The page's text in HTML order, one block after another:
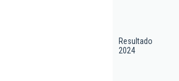
Resultado
2024